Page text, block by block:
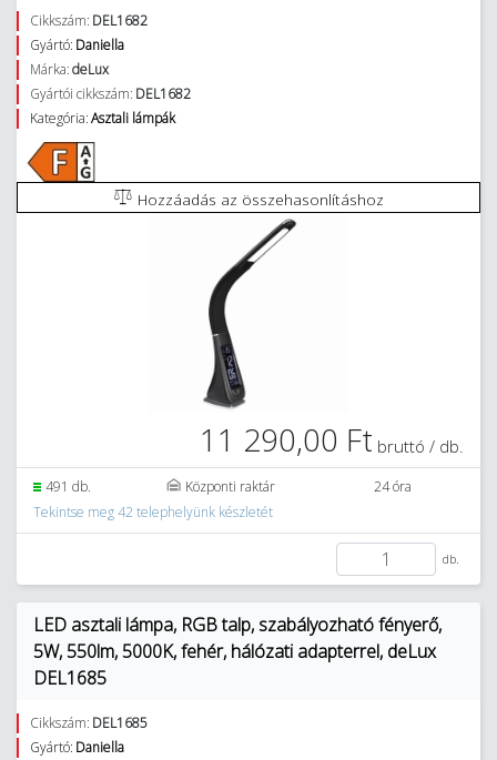
Cikkszám: DEL1682
Gyártó: Daniella
Márka:deLux
Gyártói cikkszám: DEL1682
Kategória:Asztali lámpák
Hozzáadás az összehasonlításhoz
11 290,00 Ft bruttó / db.
491 db. Központi raktár
24 óra
Tekintse meg 42 telephelyünk készletét
db.
LED asztali lámpa, RGB talp, szabályozható fényerő,
5W, 550lm, 5000K, fehér, hálózati adapterrel, deLux
DEL1685
Cikkszám: DEL1685
Gyártó: Daniella